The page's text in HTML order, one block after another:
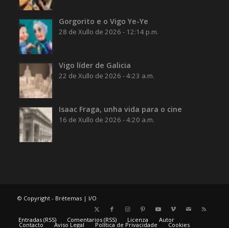
Gorgorito e o Vigo Ye-Ye
28 de Xullo de 2026 - 12:14 p.m.
Vigo líder de Galicia
22 de Xullo de 2026 - 4:23 a.m.
Isaac Fraga, unha vida para o cine
16 de Xullo de 2026 - 4:20 a.m.
© Copyright - Brétemas | I/O
Entradas (RSS) Comentarios (RSS) Licenza Autor
Contacto Aviso Legal Política de Privacidade Cookies